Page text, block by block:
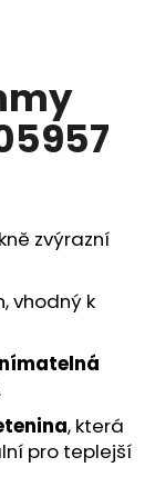
zvýrazní
vhodný k
, která
pro teplejší